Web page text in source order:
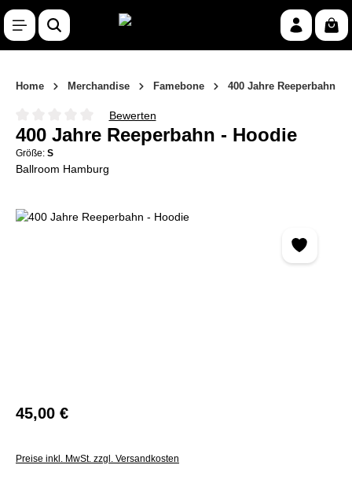
Zum Hauptinhalt springen
Home Merchandise Famebone 400 Jahre Reeperbahn
Durchschnittliche Bewertung von 0 von 5 Sternen
Bewerten
400 Jahre Reeperbahn - Hoodie
Größe: S
Ballroom Hamburg
Bildergalerie überspringen
Regulärer Preis:
45,00 €
Preise inkl. MwSt. zzgl. Versandkosten